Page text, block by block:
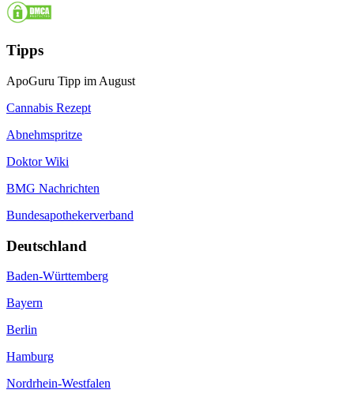
Tipps
ApoGuru Tipp im August
Cannabis Rezept
Abnehmspritze
Doktor Wiki
BMG Nachrichten
Bundesapothekerverband
Deutschland
Baden-Württemberg
Bayern
Berlin
Hamburg
Nordrhein-Westfalen